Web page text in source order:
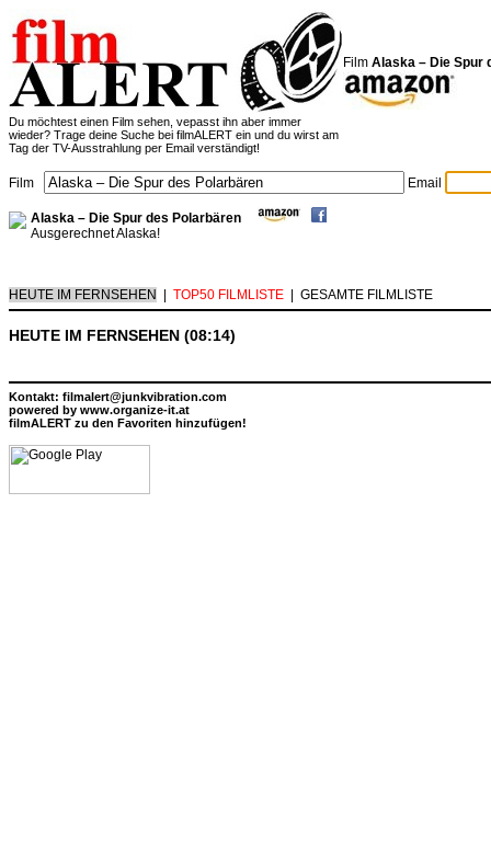
Du möchtest einen Film sehen, vepasst ihn aber immer
wieder? Trage deine Suche bei filmALERT ein und du wirst am
Tag der TV-Ausstrahlung per Email verständigt!
Film Alaska – Die Spur
Film Email
Alaska – Die Spur des Polarbären
Ausgerechnet Alaska!
HEUTE IM FERNSEHEN TOP50 FILMLISTE GESAMTE FILMLISTE
HEUTE IM FERNSEHEN (08:14)
Kontakt: filmalert@junkvibration.com
powered by www.organize-it.at
filmALERT zu den Favoriten hinzufügen!